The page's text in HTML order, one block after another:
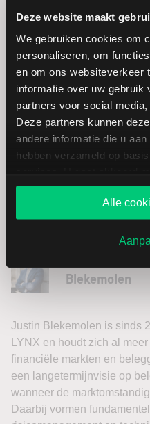
Deze website maakt
We gebruiken cookies om
personaliseren, om
en om ons websiteverkeer
informatie over uw gebruik
partners voor social
Deze partners kunnen
andere informatie die u
hebben verzameld op
website blijft gebruiken.
Alle
Wat is het verschil
opties en opties op
Wat zijn micro futures
Waar moet u op letten
Blekemolen
Justin Blekemolen is sinds
LYNX en houdt zich al
financiële markten en
een langetermijnvisie op
wanneer de
Daarbij vormen